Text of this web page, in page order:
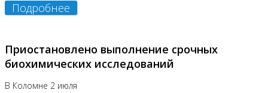
Подробнее
Приостановлено выполнение срочных
биохимических исследований
В Коломне 2 июля